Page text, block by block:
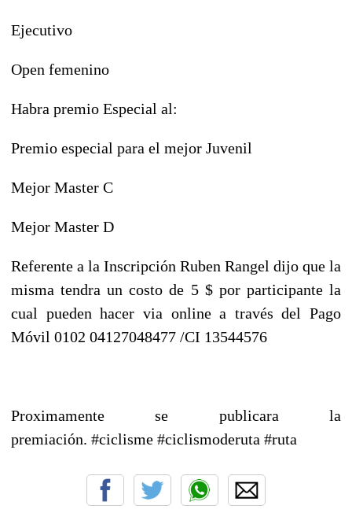
Ejecutivo
Open femenino
Habra premio Especial al:
Premio especial para el mejor Juvenil
Mejor Master C
Mejor Master D
Referente a la Inscripción Ruben Rangel dijo que la
misma tendra un costo de 5 $ por participante la
cual pueden hacer via online a través del Pago
Móvil 0102 04127048477 /CI 13544576
Proximamente se publicara la
premiación. #ciclisme #ciclismoderuta #ruta